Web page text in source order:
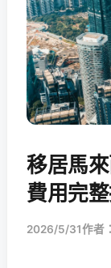
移居馬
費用完
2026/5/31作者：